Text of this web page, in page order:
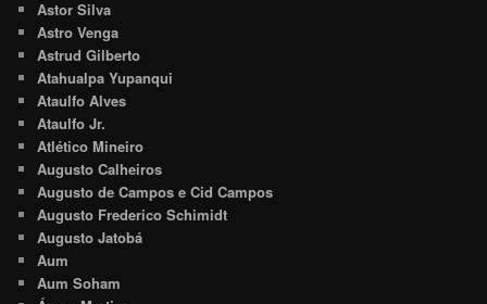
Astor Silva
Astro Venga
Astrud Gilberto
Atahualpa Yupanqui
Ataulfo Alves
Ataulfo Jr.
Atlético Mineiro
Augusto Calheiros
Augusto de Campos e Cid Campos
Augusto Frederico Schimidt
Augusto Jatobá
Aum
Aum Soham